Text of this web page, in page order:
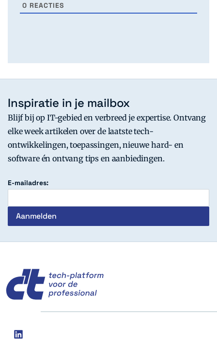
0 REACTIES
Inspiratie in je mailbox
Blijf bij op IT-gebied en verbreed je expertise. Ontvang
elke week artikelen over de laatste tech-
ontwikkelingen, toepassingen, nieuwe hard- en
software én ontvang tips en aanbiedingen.
E-mailadres:
Social
linkedin